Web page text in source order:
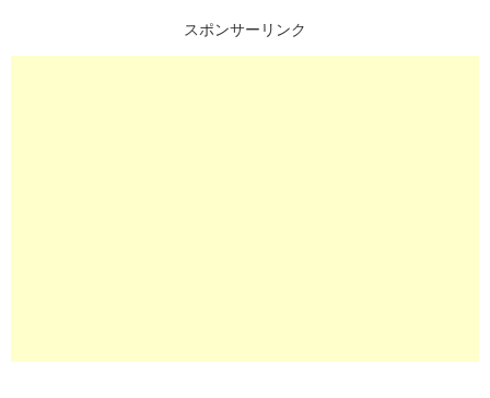
スポンサーリンク